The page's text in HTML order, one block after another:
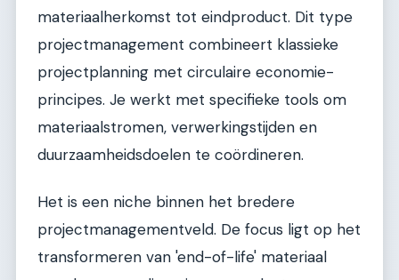
materiaalherkomst tot eindproduct. Dit type
projectmanagement combineert klassieke
projectplanning met circulaire economie-
principes. Je werkt met specifieke tools om
materiaalstromen, verwerkingstijden en
duurzaamheidsdoelen te coördineren.
Het is een niche binnen het bredere
projectmanagementveld. De focus ligt op het
transformeren van 'end-of-life' materiaal